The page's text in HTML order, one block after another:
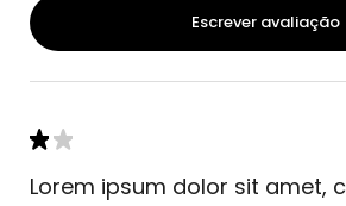
Escrever avaliação
Lorem ipsum dolor sit amet,